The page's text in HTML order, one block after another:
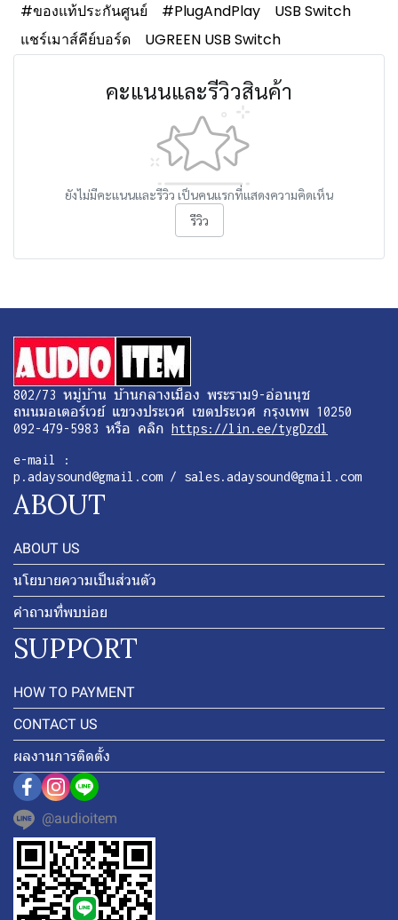
#ของแท้ประกันศูนย์
#PlugAndPlay
USB Switch
แชร์เมาส์คีย์บอร์ด
UGREEN USB Switch
คะแนนและรีวิวสินค้า
ยังไม่มีคะแนนและรีวิว เป็นคนแรกที่แสดงความคิดเห็น
รีวิว
802/73 หมู่บ้าน บ้านกลางเมือง พระราม9-อ่อนนุช
ถนนมอเตอร์เวย์ แขวงประเวศ เขตประเวศ กรุงเทพ 10250
092-479-5983 หรือ คลิก https://lin.ee/tygDzdl
e-mail :
p.adaysound@gmail.com / sales.adaysound@gmail.com
ABOUT
ABOUT US
นโยบายความเป็นส่วนตัว
คำถามที่พบบ่อย
SUPPORT
HOW TO PAYMENT
CONTACT US
ผลงานการติดตั้ง
@audioitem